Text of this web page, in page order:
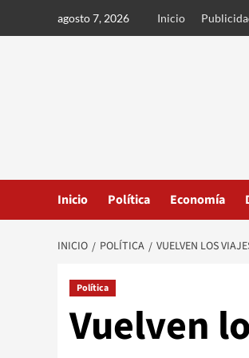
agosto 7, 2026 Inicio
Inicio Política Economía
INICIO POLÍTICA VUELVEN LOS
Política
Vuelven